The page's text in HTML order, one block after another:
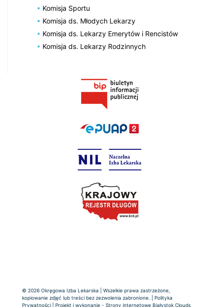
Komisja Sportu
Komisja ds. Młodych Lekarzy
Komisja ds. Lekarzy Emerytów i Rencistów
Komisja ds. Lekarzy Rodzinnych
© 2026 Okręgowa Izba Lekarska | Wszelkie prawa zastrzeżone,
kopiowanie zdjęć lub treści bez zezwolenia zabronione. | Polityka
Prywatności | Projekt i wykonanie - Strony internetowe Białystok Clouds